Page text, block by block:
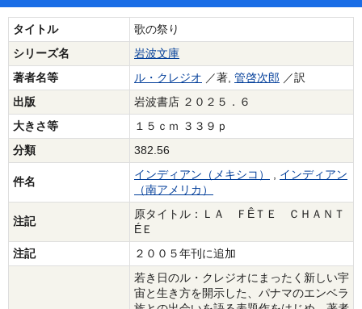
タイトル
歌の祭り
シリーズ名
岩波文庫
著者名等
ル・クレジオ ／著, 管啓次郎 ／訳
出版
岩波書店 ２０２５．６
大きさ等
１５ｃｍ ３３９ｐ
分類
382.56
件名
インディアン（メキシコ） , インディアン
（南アメリカ）
注記
原タイトル：ＬＡ ＦÊＴＥ ＣＨＡＮＴ
ÉＥ
注記
２００５年刊に追加
若き日のル・クレジオにまったく新しい宇
宙と生き方を開示した、パナマのエンベラ